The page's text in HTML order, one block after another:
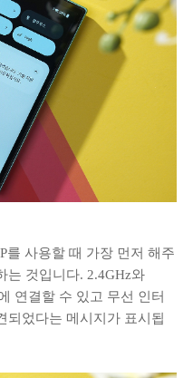
를 사용할 때 가장 먼저 해주
는 것입니다. 2.4GHz와
연결할 수 있고 무선 인터
되었다는 메시지가 표시됩